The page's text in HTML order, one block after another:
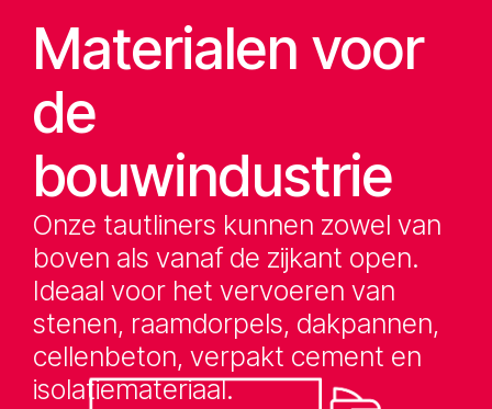
Materialen voor
de
bouwindustrie
Onze tautliners kunnen zowel van
boven als vanaf de zijkant open.
Ideaal voor het vervoeren van
stenen, raamdorpels, dakpannen,
cellenbeton, verpakt cement en
isolatiemateriaal.